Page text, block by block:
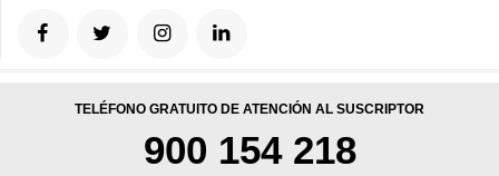
TELÉFONO GRATUITO DE ATENCIÓN AL SUSCRIPTOR
900 154 218